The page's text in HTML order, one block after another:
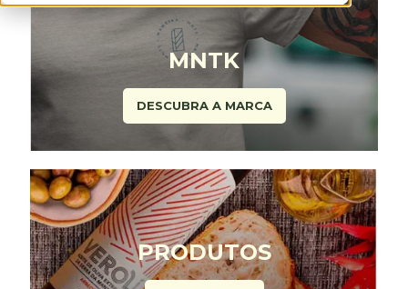
MNTK
DESCUBRA A MARCA
PRODUTOS